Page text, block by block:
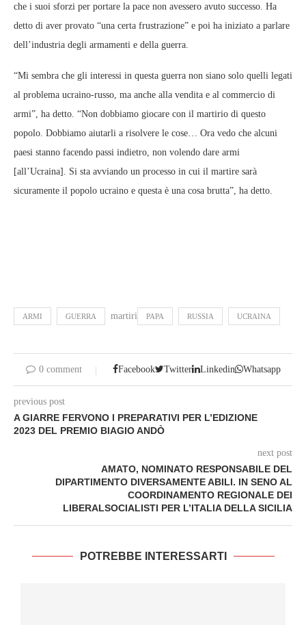
che i suoi sforzi per portare la pace non avessero avuto successo. Ha
detto di aver provato “una certa frustrazione” e poi ha iniziato a parlare
dell’industria degli armamenti e della guerra.
“Mi sembra che gli interessi in questa guerra non siano solo quelli legati
al problema ucraino-russo, ma anche alla vendita e al commercio di
armi”, ha detto. “Non dobbiamo giocare con il martirio di questo
popolo. Dobbiamo aiutarli a risolvere le cose… Ora vedo che alcuni
paesi stanno facendo passi indietro, non volendo dare armi
[all’Ucraina]. Si sta avviando un processo in cui il martire sarà
sicuramente il popolo ucraino e questa è una cosa brutta”, ha detto.
ARMI GUERRA martiri PAPA RUSSIA UCRAINA
0 comment Facebook Twitter Linkedin Whatsapp
previous post
A GIARRE FERVONO I PREPARATIVI PER L’EDIZIONE
2023 DEL PREMIO BIAGIO ANDÒ
next post
AMATO, NOMINATO RESPONSABILE DEL
DIPARTIMENTO DIVERSAMENTE ABILI. IN SENO AL
COORDINAMENTO REGIONALE DEI
LIBERALSOCIALISTI PER L’ITALIA DELLA SICILIA
POTREBBE INTERESSARTI